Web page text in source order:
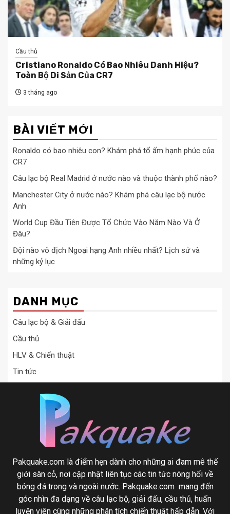
Cầu thủ
Cristiano Ronaldo Có Bao Nhiêu Danh Hiệu?
Toàn Bộ Di Sản Của CR7
3 tháng ago
BÀI VIẾT MỚI
Ronaldo có bao nhiêu con? Khám phá tổ ấm hạnh phúc của
CR7
Câu lạc bộ Real Madrid ở nước nào và thuộc thành phố nào?
Manchester City ở nước nào? Khám phá câu lạc bộ nước
Anh
World Cup Đầu Tiên Được Tổ Chức Vào Năm Nào Và Ở
Đâu?
Đội nào vô địch Ngoại hạng Anh nhiều nhất? Lịch sử và
những kỷ lục
DANH MỤC
Câu lạc bộ & Giải đấu
Cầu thủ
HLV & Chiến thuật
Tin tức
Pakquake.com là điểm hẹn dành cho những ai đam mê thế
giới sân cỏ, nơi cập nhật liên tục các tin tức nóng hổi về
bóng đá trong và ngoài nước. Pakquake.com mang đến
góc nhìn đa dạng về câu lạc bộ, giải đấu, cầu thủ, huấn
luyện viên cùng những phân tích chiến thuật hấp dẫn. Với